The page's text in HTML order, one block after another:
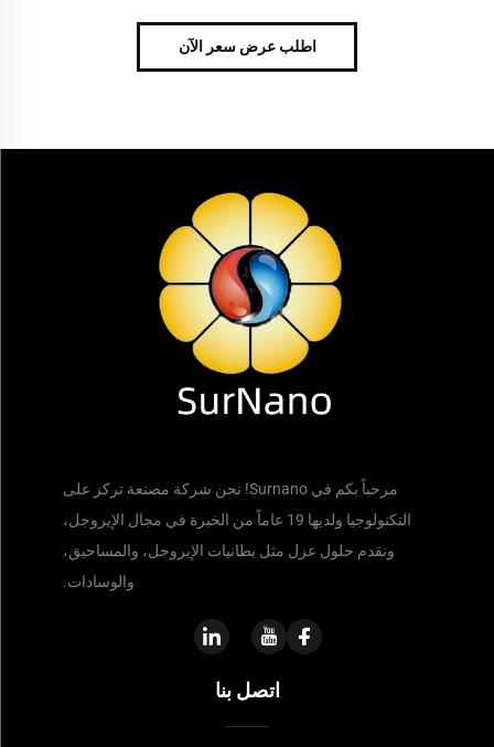
اطلب عرض سعر الآن
مرحباً بكم في Surnano! نحن شركة مصنعة تركز على
التكنولوجيا ولديها 19 عاماً من الخبرة في مجال الإيروجل،
ونقدم حلول عزل مثل بطانيات الإيروجل، والمساحيق،
والوسادات.
اتصل بنا